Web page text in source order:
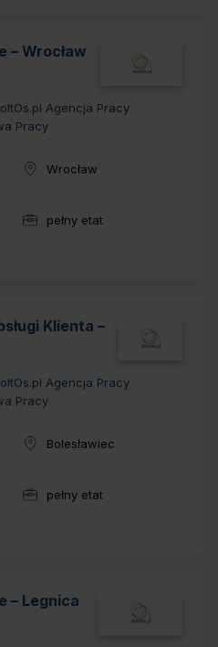
– Wrocław
Agencja Pracy
Pracy
Lokalizacja:
Wrocław
Wymiar pracy:
pełny etat
Klienta –
Agencja Pracy
Pracy
Lokalizacja:
Bolesławiec
Wymiar pracy:
pełny etat
– Legnica